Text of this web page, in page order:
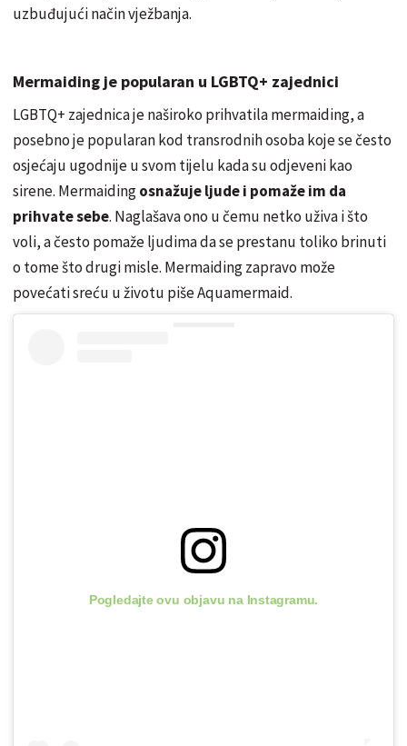
uzbuđujući način vježbanja.
Mermaiding je popularan u LGBTQ+ zajednici
LGBTQ+ zajednica je naširoko prihvatila mermaiding, a
posebno je popularan kod transrodnih osoba koje se često
osjećaju ugodnije u svom tijelu kada su odjeveni kao
sirene. Mermaidingosnažuje ljude i pomaže im da
prihvate sebe. Naglašava ono u čemu netko uživa i što
voli, a često pomaže ljudima da se prestanu toliko brinuti
o tome što drugi misle. Mermaiding zapravo može
povećati sreću u životu piše Aquamermaid.
Pogledajte ovu objavu na Instagramu.